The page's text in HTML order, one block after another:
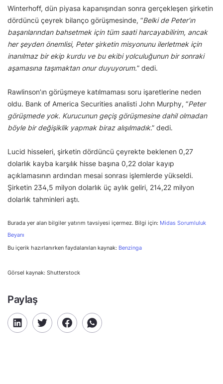
Winterhoff, dün piyasa kapanışından sonra gerçekleşen şirketin
dördüncü çeyrek bilanço görüşmesinde, “Belki de Peter’ın
başarılarından bahsetmek için tüm saati harcayabilirim, ancak
her şeyden önemlisi, Peter şirketin misyonunu ilerletmek için
inanılmaz bir ekip kurdu ve bu ekibi yolculuğunun bir sonraki
aşamasına taşımaktan onur duyuyorum.” dedi.
Rawlinson’ın görüşmeye katılmaması soru işaretlerine neden
oldu. Bank of America Securities analisti John Murphy, “Peter
görüşmede yok. Kurucunun geçiş görüşmesine dahil olmadan
böyle bir değişiklik yapmak biraz alışılmadık.” dedi.
Lucid hisseleri, şirketin dördüncü çeyrekte beklenen 0,27
dolarlık kayba karşılık hisse başına 0,22 dolar kayıp
açıklamasının ardından mesai sonrası işlemlerde yükseldi.
Şirketin 234,5 milyon dolarlık üç aylık geliri, 214,22 milyon
dolarlık tahminleri aştı.
Burada yer alan bilgiler yatırım tavsiyesi içermez. Bilgi için: Midas Sorumluluk
Beyanı
Bu içerik hazırlanırken faydalanılan kaynak: Benzinga
Görsel kaynak: Shutterstock
Paylaş